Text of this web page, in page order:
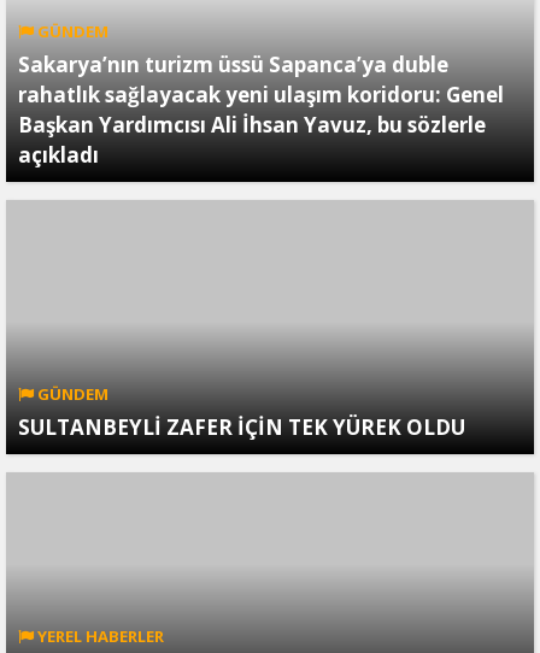
GÜNDEM
Sakarya’nın turizm üssü Sapanca’ya duble
rahatlık sağlayacak yeni ulaşım koridoru: Genel
Başkan Yardımcısı Ali İhsan Yavuz, bu sözlerle
açıkladı
GÜNDEM
SULTANBEYLİ ZAFER İÇİN TEK YÜREK OLDU
YEREL HABERLER